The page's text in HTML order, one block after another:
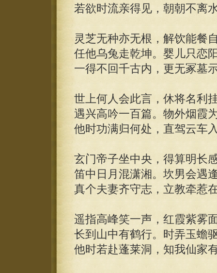
若欲时流亲得见，朝朝不离
灵芝无种亦无根，解饮能餐
任他乌兔走乾坤。婴儿只恋
一得不回千古内，更无冢墓
世上何人会此言，休将名利
遇兴高吟一百篇。物外烟霞
他时功满归何处，直驾云车
玄门帝子坐中央，得算明长
笛中日月混潇湘。坎男会遇
真个夫妻齐守志，立教牵惹
遥指高峰笑一声，红霞紫雾
长到山中有鹤行。时弄玉蟾
他时若赴蓬莱洞，知我仙家